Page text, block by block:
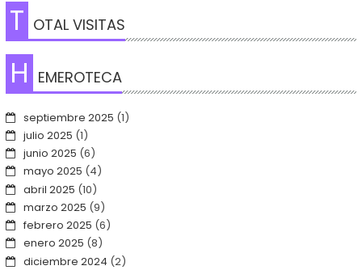
T OTAL VISITAS
H EMEROTECA
septiembre 2025 (1)
julio 2025 (1)
junio 2025 (6)
mayo 2025 (4)
abril 2025 (10)
marzo 2025 (9)
febrero 2025 (6)
enero 2025 (8)
diciembre 2024 (2)